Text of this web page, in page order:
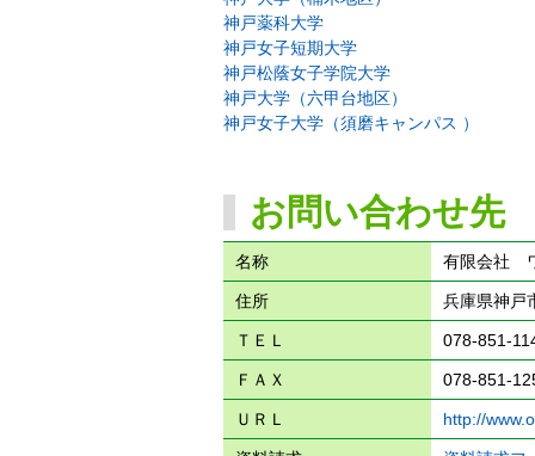
神戸薬科大学
神戸女子短期大学
神戸松蔭女子学院大学
神戸大学（六甲台地区）
神戸女子大学（須磨キャンパス ）
お問い合わせ先
名称 有限会社
住所 兵庫県神戸
ＴＥＬ 078-851-
ＦＡＸ 078-851-
ＵＲＬ http://